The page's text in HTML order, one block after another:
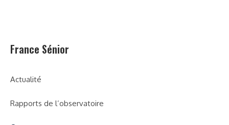
France Sénior
Actualité
Rapports de l’observatoire